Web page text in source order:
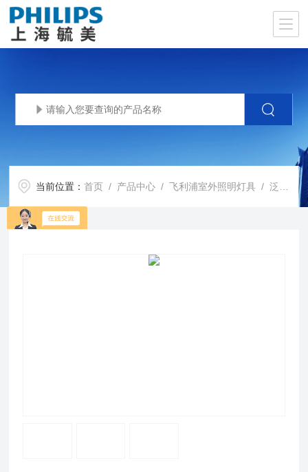
当前位置：首页 / 产品中心 /飞利浦室外照明灯具 /泛光灯 /